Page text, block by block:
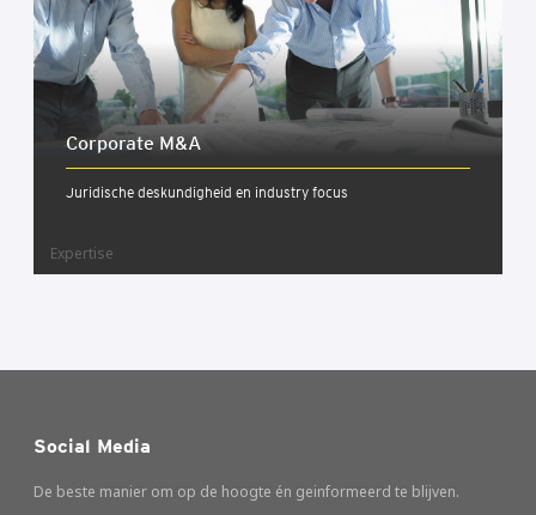
Cor­po­ra­te M&A
Juridische deskundigheid en industry focus
Expertise
Social Media
De beste manier om op de hoogte én geinformeerd te blijven.